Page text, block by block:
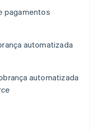
pagamentos
automatizada
automatizada